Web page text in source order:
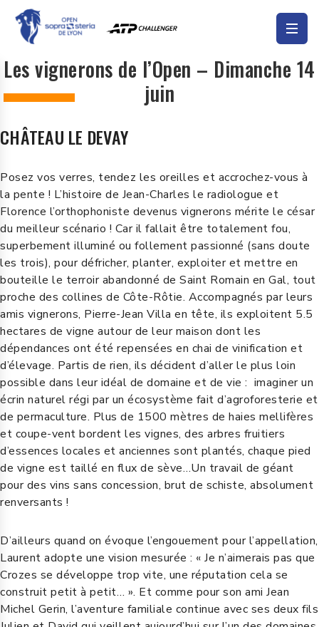
Les vignerons de l’Open – Dimanche 14
juin
CHÂTEAU LE DEVAY
Posez vos verres, tendez les oreilles et accrochez-vous à
la pente ! L’histoire de Jean-Charles le radiologue et
Florence l’orthophoniste devenus vignerons mérite le césar
du meilleur scénario ! Car il fallait être totalement fou,
superbement illuminé ou follement passionné (sans doute
les trois), pour défricher, planter, exploiter et mettre en
bouteille le terroir abandonné de Saint Romain en Gal, tout
proche des collines de Côte-Rôtie. Accompagnés par leurs
amis vignerons, Pierre-Jean Villa en tête, ils exploitent 5.5
hectares de vigne autour de leur maison dont les
dépendances ont été repensées en chai de vinification et
d’élevage. Partis de rien, ils décident d’aller le plus loin
possible dans leur idéal de domaine et de vie : imaginer un
écrin naturel régi par un écosystème fait d’agroforesterie et
de permaculture. Plus de 1500 mètres de haies mellifères
et coupe-vent bordent les vignes, des arbres fruitiers
d’essences locales et anciennes sont plantés, chaque pied
de vigne est taillé en flux de sève…Un travail de géant
pour des vins sans concession, brut de schiste, absolument
renversants !
D’ailleurs quand on évoque l’engouement pour l’appellation,
Laurent adopte une vision mesurée : « Je n’aimerais pas que
Crozes se développe trop vite, une réputation cela se
construit petit à petit… ». Et comme pour son ami Jean
Michel Gerin, l’aventure familiale continue avec ses deux fils